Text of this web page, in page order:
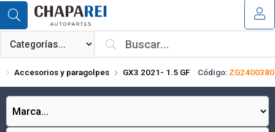
Compartir por email
¿Tienes cupón de descuento?
Accesorios y paragolpes GX3 2021- 1.5 GF Código: ZG2400380